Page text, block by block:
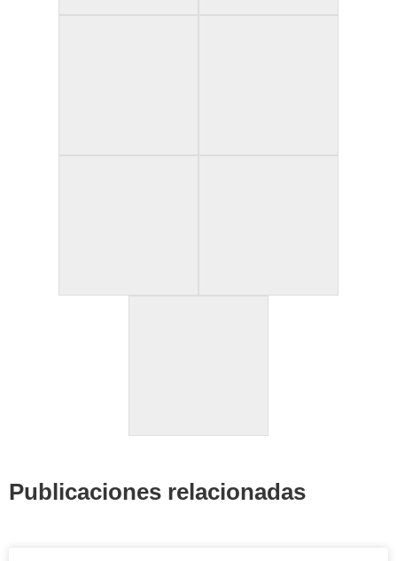
Publicaciones relacionadas